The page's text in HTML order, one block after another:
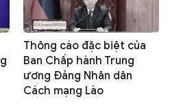
Thông cáo đặc biệt của
Ban Chấp hành Trung
ương Đảng Nhân dân
Cách mạng Lào